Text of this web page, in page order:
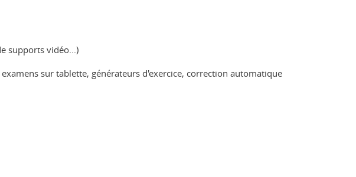
supports vidéo...)
sur tablette, générateurs d'exercice, correction automatique